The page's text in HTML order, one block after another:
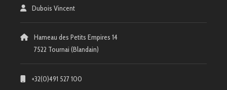
Dubois Vincent
Hameau des Petits Empires 14
7522 Tournai (Blandain)
+32(0)491 527 100